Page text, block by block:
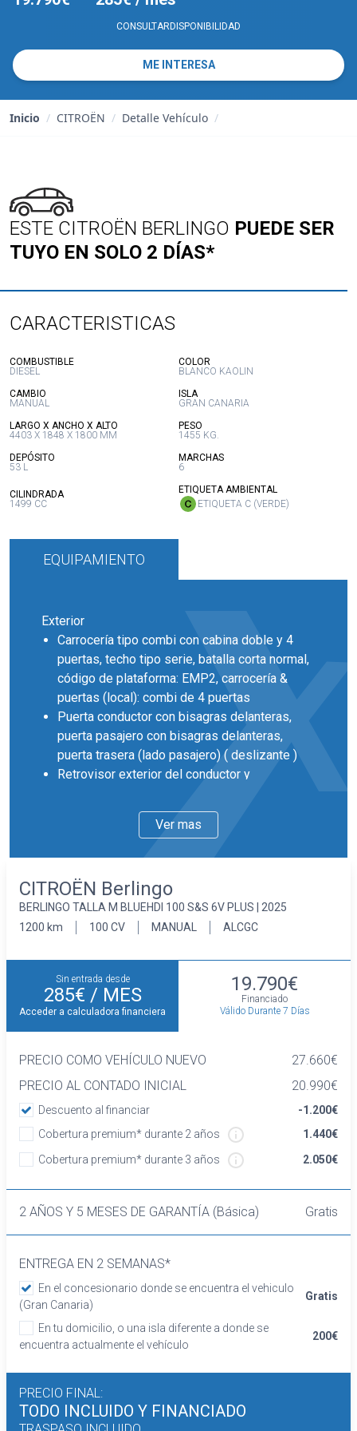
CONSULTARDISPONIBILIDAD
ME INTERESA
Inicio / CITROËN / Detalle Vehículo /
ESTE CITROËN BERLINGO PUEDE SER
TUYO EN SOLO 2 DÍAS*
CARACTERISTICAS
COMBUSTIBLE:
DIESEL
COLOR
BLANCO KAOLIN
CAMBIO
MANUAL
ISLA:
GRAN CANARIA
LARGO X ANCHO X ALTO
4403 X 1848 X 1800 MM
PESO
1455 KG.
DEPÓSITO
53 L
MARCHAS:
6
CILINDRADA:
1499 CC
ETIQUETA AMBIENTAL
ETIQUETA C (VERDE)
EQUIPAMIENTO
Exterior
Carrocería tipo combi con cabina doble y 4
puertas, techo tipo serie, batalla corta normal,
código de plataforma: EMP2, carrocería &
puertas (local): combi de 4 puertas
Puerta conductor con bisagras delanteras,
puerta pasajero con bisagras delanteras,
puerta trasera (lado pasajero) ( deslizante )
Retrovisor exterior del conductor y
desempañable
Llantas delanteras y traseras en acero de 16
Faros con lente de superficie compleja,
bombilla halógena y luz larga con bombilla
halógena
Cinco plazas ( 2+3 )
Asientos de tela (material principal) y de tela
ajuste manual en altura, asiento delantero del
acompañante individual
banco partido de orientación delantera con
respaldo abatible asimétrico
Volante en material plástico
Confort
Limitador de velocidad
Dirección asistida
Sistema de ventilación
Aire acondicionado
Equipo de audio con radio AM/FM
Regulación de los faros con sensor de
Control de crucero
Sistema de distancia de aparcamiento
traseros con sensor
Ver mas
CITROËN Berlingo
BERLINGO TALLA M BLUEHDI 100 S&S 6V PLUS | 2025
1200 km
100 CV MANUAL ALCGC
Sin entrada desde
285€ / MES
Acceder a calculadora financiera
19.790€
Financiado
Válido Durante 7 Días
PRECIO COMO VEHÍCULO NUEVO
27.660€
PRECIO AL CONTADO INICIAL
20.990€
Descuento al financiar
-1.200€
Cobertura premium* durante 2 años
1.440€
Cobertura premium* durante 3 años
2.050€
2 AÑOS Y 5 MESES DE GARANTÍA (Básica) Gratis
ENTREGA EN 2 SEMANAS*
En el concesionario donde se encuentra el vehiculo
(Gran Canaria)
Gratis
En tu domicilio, o una isla diferente a donde se
encuentra actualmente el vehículo
200€
PRECIO FINAL:
TODO INCLUIDO Y FINANCIADO